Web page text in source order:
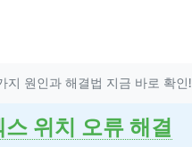
지 원인과 해결법 지금 바로 확인!
위치 오류 해결